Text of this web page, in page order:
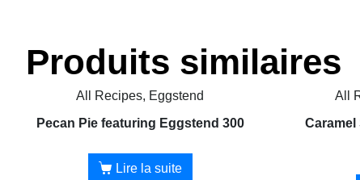
Produits similaires
All Recipes, Eggstend
Pecan Pie featuring Eggstend 300
Lire la suite
All
Caramel